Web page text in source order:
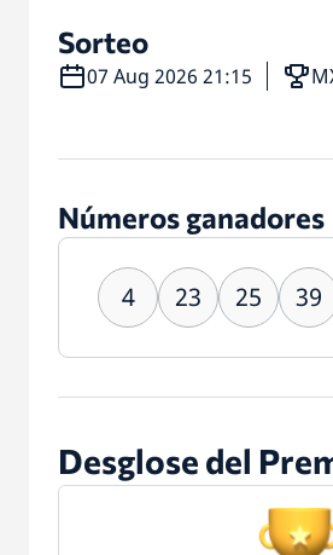
Sorteo
07 Aug 2026 21:15
Números ganadores
4 23 25 39
Desglose del